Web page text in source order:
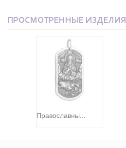
ПРОСМОТРЕННЫЕ ИЗДЕЛИЯ
Православны...